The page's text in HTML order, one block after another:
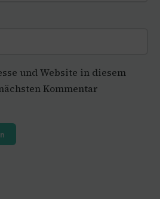
und Website in diesem
Kommentar